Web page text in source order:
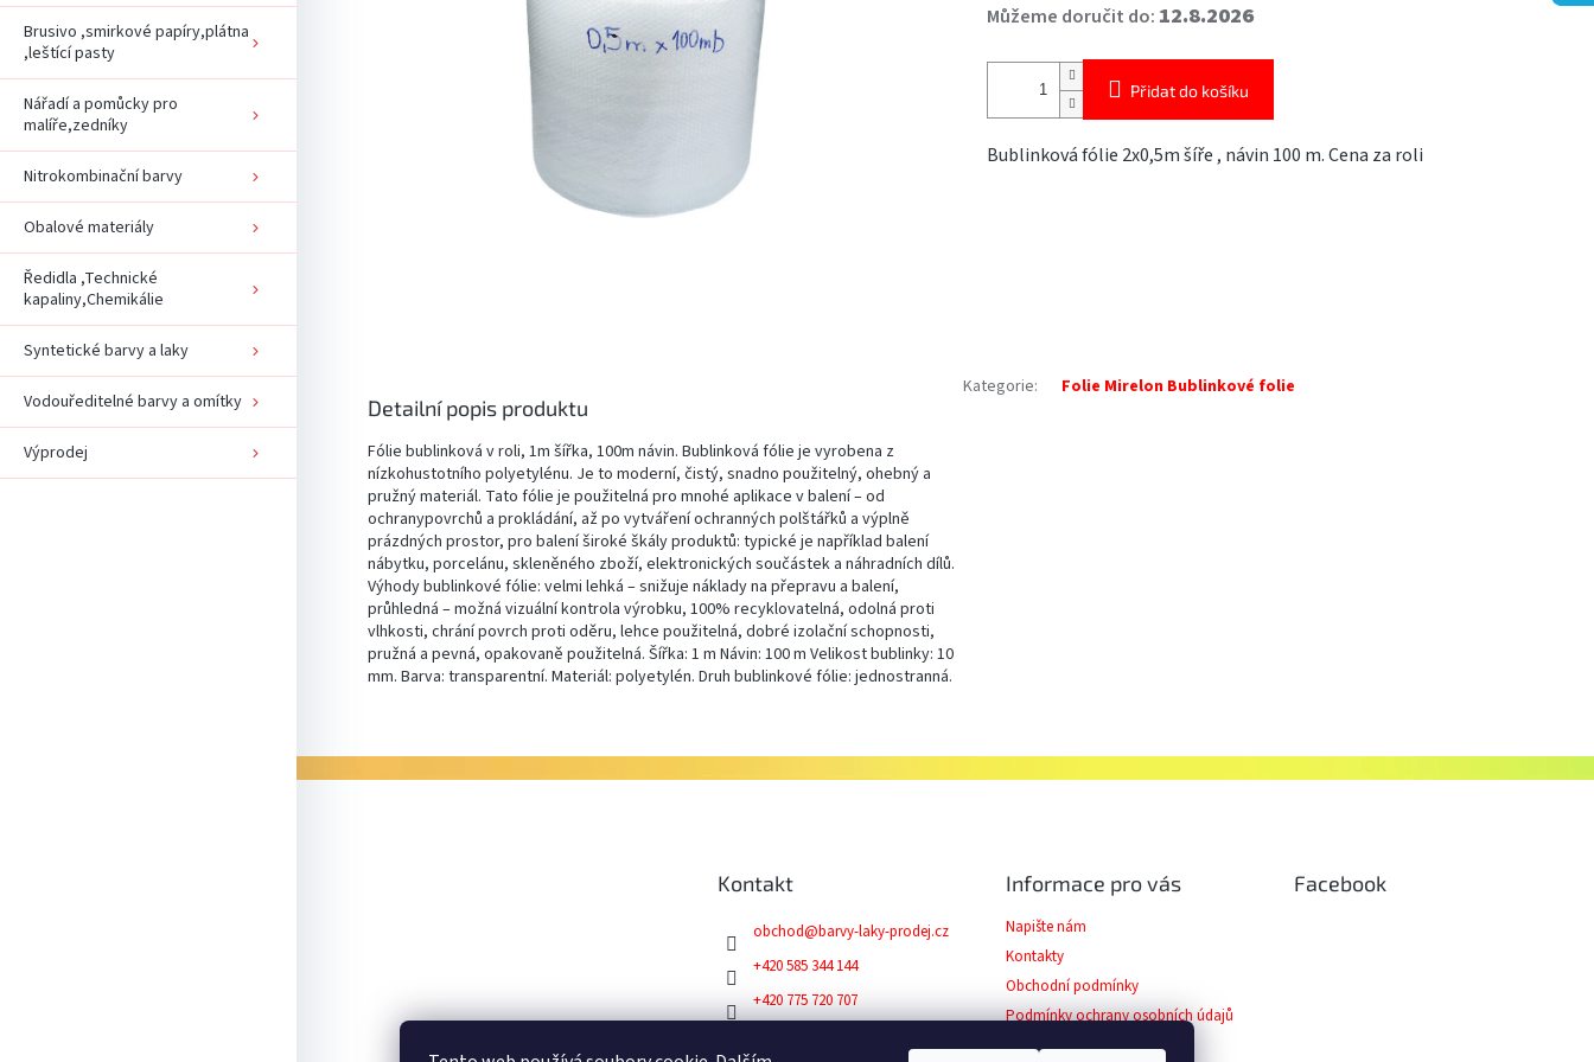
Brusivo ,smirkové papíry,plátna
,leštící pasty
Nářadí a pomůcky pro
malíře,zedníky
Nitrokombinační barvy
Obalové materiály
Ředidla ,Technické
kapaliny,Chemikálie
Syntetické barvy a laky
Vodouředitelné barvy a omítky
Výprodej
Můžeme doručit do: 12.8.2026
Přidat do košíku
Bublinková fólie 2x0,5m šíře , návin 100 m. Cena za roli
Detailní popis produktu
Fólie bublinková v roli, 1m šířka, 100m návin. Bublinková fólie je vyrobena z
nízkohustotního polyetylénu. Je to moderní, čistý, snadno použitelný, ohebný a
pružný materiál. Tato fólie je použitelná pro mnohé aplikace v balení – od
ochranypovrchů a prokládání, až po vytváření ochranných polštářků a výplně
prázdných prostor, pro balení široké škály produktů: typické je například balení
nábytku, porcelánu, skleněného zboží, elektronických součástek a náhradních dílů.
Výhody bublinkové fólie: velmi lehká – snižuje náklady na přepravu a balení,
průhledná – možná vizuální kontrola výrobku, 100% recyklovatelná, odolná proti
vlhkosti, chrání povrch proti oděru, lehce použitelná, dobré izolační schopnosti,
pružná a pevná, opakovaně použitelná. Šířka: 1 m Návin: 100 m Velikost bublinky: 10
mm. Barva: transparentní. Materiál: polyetylén. Druh bublinkové fólie: jednostranná.
Kategorie: Folie Mirelon Bublinkové folie
Kontakt
obchod@barvy-laky-prodej.cz
+420 585 344 144
+420 775 720 707
Informace pro vás
Napište nám
Kontakty
Obchodní podmínky
Podmínky ochrany osobních údajů
Reklamační řád
Facebook